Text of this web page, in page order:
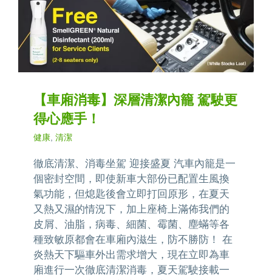
【車廂消毒】深層清潔內籠 駕駛更
得心應手！
健康 清潔
徹底清潔、消毒坐駕 迎接盛夏 汽車內籠是一
個密封空間，即使新車大部份已配置生風換
氣功能，但熄匙後會立即打回原形，在夏天
又熱又濕的情況下，加上座椅上滿佈我們的
皮屑、油脂，病毒、細菌、霉菌、塵蟎等各
種致敏原都會在車廂內滋生，防不勝防！ 在
炎熱天下驅車外出需求增大，現在立即為車
廂進行一次徹底清潔消毒，夏天駕駛接載一